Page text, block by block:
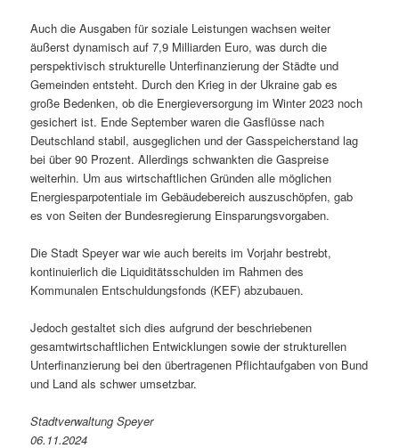
Auch die Ausgaben für soziale Leistungen wachsen weiter
äußerst dynamisch auf 7,9 Milliarden Euro, was durch die
perspektivisch strukturelle Unterfinanzierung der Städte und
Gemeinden entsteht. Durch den Krieg in der Ukraine gab es
große Bedenken, ob die Energieversorgung im Winter 2023 noch
gesichert ist. Ende September waren die Gasflüsse nach
Deutschland stabil, ausgeglichen und der Gasspeicherstand lag
bei über 90 Prozent. Allerdings schwankten die Gaspreise
weiterhin. Um aus wirtschaftlichen Gründen alle möglichen
Energiesparpotentiale im Gebäudebereich auszuschöpfen, gab
es von Seiten der Bundesregierung Einsparungsvorgaben.
Die Stadt Speyer war wie auch bereits im Vorjahr bestrebt,
kontinuierlich die Liquiditätsschulden im Rahmen des
Kommunalen Entschuldungsfonds (KEF) abzubauen.
Jedoch gestaltet sich dies aufgrund der beschriebenen
gesamtwirtschaftlichen Entwicklungen sowie der strukturellen
Unterfinanzierung bei den übertragenen Pflichtaufgaben von Bund
und Land als schwer umsetzbar.
Stadtverwaltung Speyer
06.11.2024